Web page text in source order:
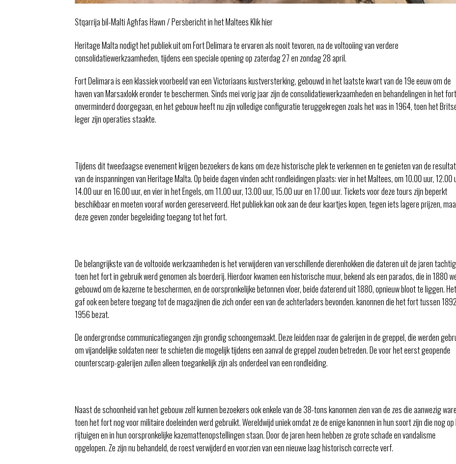
Stqarrija bil-Malti Agħfas Hawn / Persbericht in het Maltees Klik hier
Heritage Malta nodigt het publiek uit om Fort Delimara te ervaren als nooit tevoren, na de voltooiing van verdere
consolidatiewerkzaamheden, tijdens een speciale opening op zaterdag 27 en zondag 28 april.
Fort Delimara is een klassiek voorbeeld van een Victoriaans kustversterking, gebouwd in het laatste kwart van de 19e eeuw om de
haven van Marsaxlokk eronder te beschermen. Sinds mei vorig jaar zijn de consolidatiewerkzaamheden en behandelingen in het fort
onverminderd doorgegaan, en het gebouw heeft nu zijn volledige configuratie teruggekregen zoals het was in 1964, toen het
leger zijn operaties staakte.
Tijdens dit tweedaagse evenement krijgen bezoekers de kans om deze historische plek te verkennen en te genieten van de
van de inspanningen van Heritage Malta. Op beide dagen vinden acht rondleidingen plaats: vier in het Maltees, om 10.00 uur, 12.00
14.00 uur en 16.00 uur, en vier in het Engels, om 11.00 uur, 13.00 uur, 15.00 uur en 17.00 uur. Tickets voor deze tours zijn beperkt
beschikbaar en moeten vooraf worden gereserveerd. Het publiek kan ook aan de deur kaartjes kopen, tegen iets lagere prijzen,
deze geven zonder begeleiding toegang tot het fort.
De belangrijkste van de voltooide werkzaamheden is het verwijderen van verschillende dierenhokken die dateren uit de jaren
toen het fort in gebruik werd genomen als boerderij. Hierdoor kwamen een historische muur, bekend als een parados, die in 1880
gebouwd om de kazerne te beschermen, en de oorspronkelijke betonnen vloer, beide daterend uit 1880, opnieuw bloot te liggen. Het
gaf ook een betere toegang tot de magazijnen die zich onder een van de achterladers bevonden. kanonnen die het fort tussen
1956 bezat.
De ondergrondse communicatiegangen zijn grondig schoongemaakt. Deze leidden naar de galerijen in de greppel, die werden
om vijandelijke soldaten neer te schieten die mogelijk tijdens een aanval de greppel zouden betreden. De voor het eerst geopende
counterscarp-galerijen zullen alleen toegankelijk zijn als onderdeel van een rondleiding.
Naast de schoonheid van het gebouw zelf kunnen bezoekers ook enkele van de 38-tons kanonnen zien van de zes die aanwezig
toen het fort nog voor militaire doeleinden werd gebruikt. Wereldwijd uniek omdat ze de enige kanonnen in hun soort zijn die nog op
rijtuigen en in hun oorspronkelijke kazemattenopstellingen staan. Door de jaren heen hebben ze grote schade en vandalisme
opgelopen. Ze zijn nu behandeld, de roest verwijderd en voorzien van een nieuwe laag historisch correcte verf.